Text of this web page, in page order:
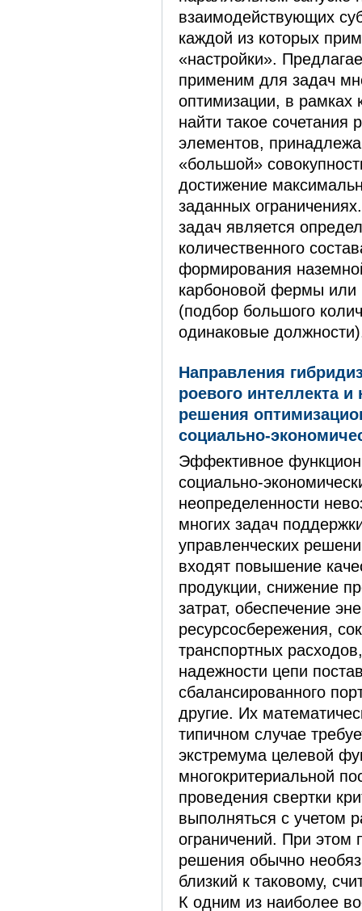
взаимодействующих
каждой из которых
«настройки».
применим для задач
оптимизации, в рамках
найти такое сочетания
элементов,
«большой»
достижение
заданных
задач является
количественного
формирования
карбоновой фермы или
(подбор большого
одинаковые
Направления
роевого интеллекта и
решения
социально-
Эффективное
социально-
неопределенности
многих задач
управленческих
входят повышение
продукции, снижение
затрат, обеспечение
ресурсосбережения,
транспортных
надежности цепи
сбалансированного
другие. Их
типичном случае
экстремума целевой
многокритериальной
проведения свертки
выполняться с учетом
ограничений. При этом
решения обычно
близкий к таковому,
К одним из наиболее